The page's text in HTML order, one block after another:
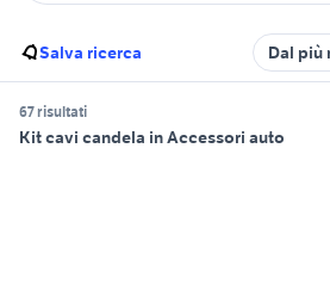
Salva ricerca Dal più
67 risultati
Kit cavi candela in Accessori auto